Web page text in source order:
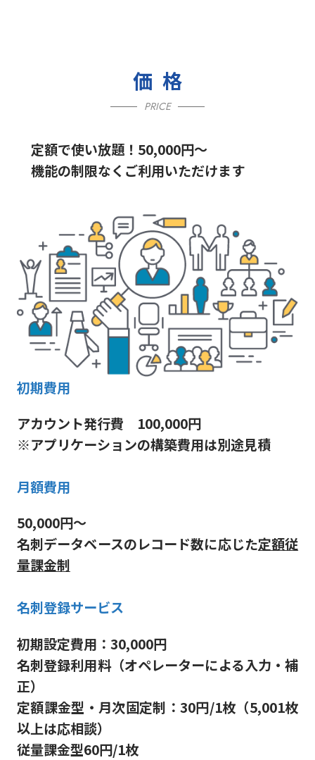
価格
PRICE
定額で使い放題！50,000円〜
機能の制限なくご利用いただけます
初期費用
アカウント発行費 100,000円
※アプリケーションの構築費用は別途見積
月額費用
50,000円〜
名刺データベースのレコード数に応じた定額従
量課金制
名刺登録サービス
初期設定費用：30,000円
名刺登録利用料（オペレーターによる入力・補
正）
定額課金型・月次固定制：30円/1枚（5,001枚
以上は応相談）
従量課金型60円/1枚